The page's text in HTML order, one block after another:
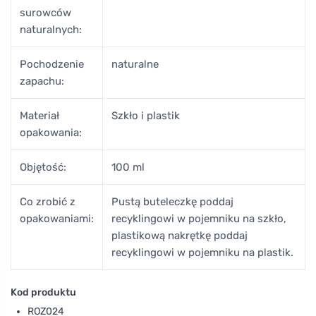
surowców
naturalnych:
Pochodzenie
zapachu:
naturalne
Materiał
opakowania:
Szkło i plastik
Objętość: 100 ml
Co zrobić z
opakowaniami:
Pustą buteleczkę poddaj
recyklingowi w pojemniku na szkło,
plastikową nakrętkę poddaj
recyklingowi w pojemniku na plastik.
Kod produktu
ROZ024